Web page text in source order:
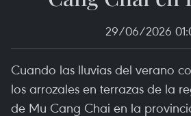
29/06/2026
Cuando las lluvias del verano
los arrozales en terrazas de la
de Mu Cang Chai en la